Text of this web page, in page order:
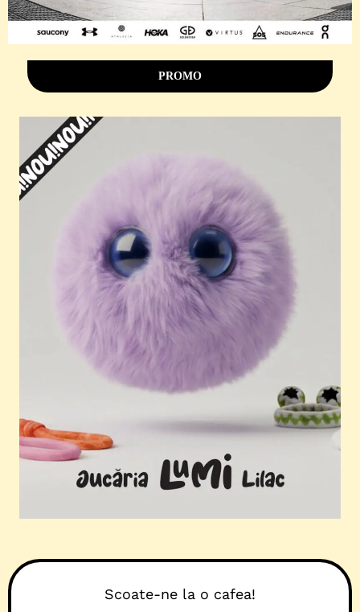
PROMO
Scoate-ne la o cafea!